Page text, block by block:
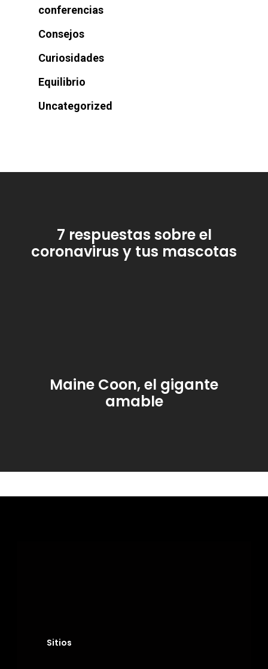
conferencias
Consejos
Curiosidades
Equilibrio
Uncategorized
7 respuestas sobre el
coronavirus y tus mascotas
Maine Coon, el gigante
amable
Sitios